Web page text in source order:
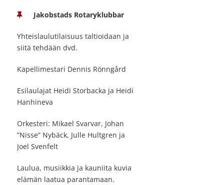
Jakobstads Rotaryklubbar
Yhteislaulutilaisuus taltioidaan ja
siitä tehdään dvd.
Kapellimestari Dennis Rönngård
Esilaulajat Heidi Storbacka ja Heidi
Hanhineva
Orkesteri: Mikael Svarvar, Johan
”Nisse” Nybäck, Julle Hultgren ja
Joel Svenfelt
Laulua, musiikkia ja kauniita kuvia
elämän laatua parantamaan.